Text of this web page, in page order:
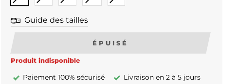
Guide des tailles
ÉPUISÉ
Produit indisponible
Paiement 100% sécurisé
Livraison en 2 à 5 jours